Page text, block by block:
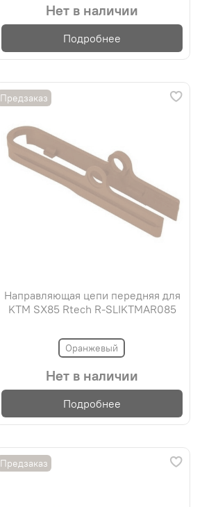
Нет в наличии
Подробнее
Предзаказ
Направляющая цепи передняя для
KTM SX85 Rtech R-SLIKTMAR085
Оранжевый
Нет в наличии
Подробнее
Предзаказ